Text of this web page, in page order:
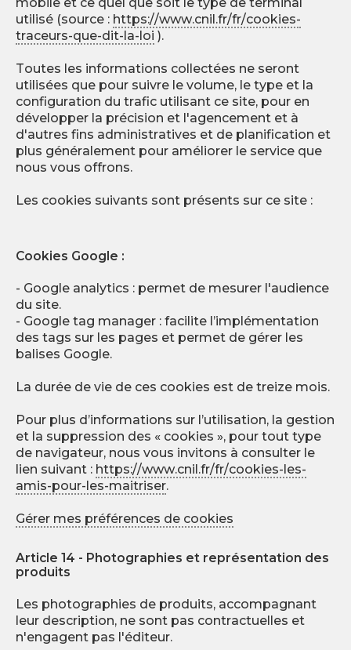
utilisé (source : https://www.cnil.fr/fr/cookies-
traceurs-que-dit-la-loi ).
Toutes les informations collectées ne seront
utilisées que pour suivre le volume, le type et la
configuration du trafic utilisant ce site, pour en
développer la précision et l'agencement et à
d'autres fins administratives et de planification et
plus généralement pour améliorer le service que
nous vous offrons.
Les cookies suivants sont présents sur ce site :
Cookies Google :
- Google analytics : permet de mesurer l'audience
du site.
- Google tag manager : facilite l’implémentation
des tags sur les pages et permet de gérer les
balises Google.
La durée de vie de ces cookies est de treize mois.
Pour plus d’informations sur l’utilisation, la gestion
et la suppression des « cookies », pour tout type
de navigateur, nous vous invitons à consulter le
lien suivant : https://www.cnil.fr/fr/cookies-les-
amis-pour-les-maitriser.
Gérer mes préférences de cookies
Article 14 - Photographies et représentation des
produits
Les photographies de produits, accompagnant
leur description, ne sont pas contractuelles et
n'engagent pas l'éditeur.